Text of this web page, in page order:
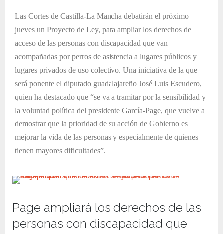
Las Cortes de Castilla-La Mancha debatirán el próximo
jueves un Proyecto de Ley, para ampliar los derechos de
acceso de las personas con discapacidad que van
acompañadas por perros de asistencia a lugares públicos y
lugares privados de uso colectivo. Una iniciativa de la que
será ponente el diputado guadalajareño José Luis Escudero,
quien ha destacado que “se va a tramitar por la sensibilidad y
la voluntad política del presidente García-Page, que vuelve a
demostrar que la prioridad de su acción de Gobierno es
mejorar la vida de las personas y especialmente de quienes
tienen mayores dificultades”.
Page ampliará los derechos de las
personas con discapacidad que